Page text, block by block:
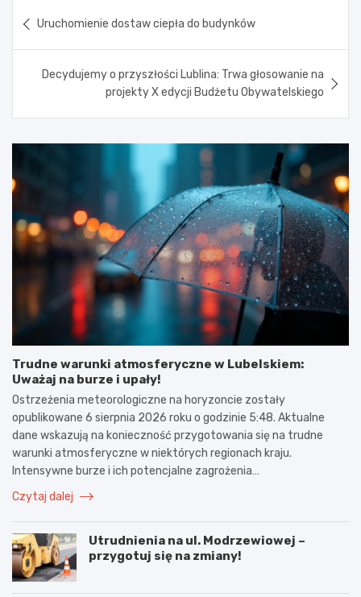
wpisu
Uruchomienie dostaw ciepła do budynków
Decydujemy o przyszłości Lublina: Trwa głosowanie na
projekty X edycji Budżetu Obywatelskiego
Trudne warunki atmosferyczne w Lubelskiem:
Uważaj na burze i upały!
Ostrzeżenia meteorologiczne na horyzoncie zostały
opublikowane 6 sierpnia 2026 roku o godzinie 5:48. Aktualne
dane wskazują na konieczność przygotowania się na trudne
warunki atmosferyczne w niektórych regionach kraju.
Intensywne burze i ich potencjalne zagrożenia…
Czytaj dalej
Utrudnienia na ul. Modrzewiowej –
przygotuj się na zmiany!